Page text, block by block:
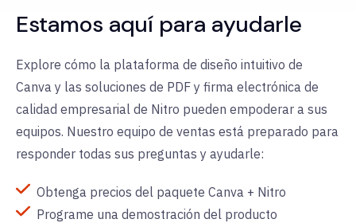
Estamos aquí para ayudarle
Explore cómo la plataforma de diseño intuitivo de
Canva y las soluciones de PDF y firma electrónica de
calidad empresarial de Nitro pueden empoderar a sus
equipos. Nuestro equipo de ventas está preparado para
responder todas sus preguntas y ayudarle:
Obtenga precios del paquete Canva + Nitro
Programe una demostración del producto